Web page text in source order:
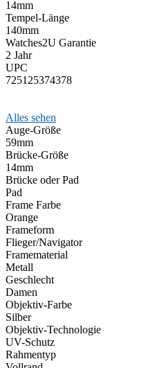
14mm
Tempel-Länge
140mm
Watches2U Garantie
2 Jahr
UPC
725125374378
Alles sehen
Auge-Größe
59mm
Brücke-Größe
14mm
Brücke oder Pad
Pad
Frame Farbe
Orange
Frameform
Flieger/Navigator
Framematerial
Metall
Geschlecht
Damen
Objektiv-Farbe
Silber
Objektiv-Technologie
UV-Schutz
Rahmentyp